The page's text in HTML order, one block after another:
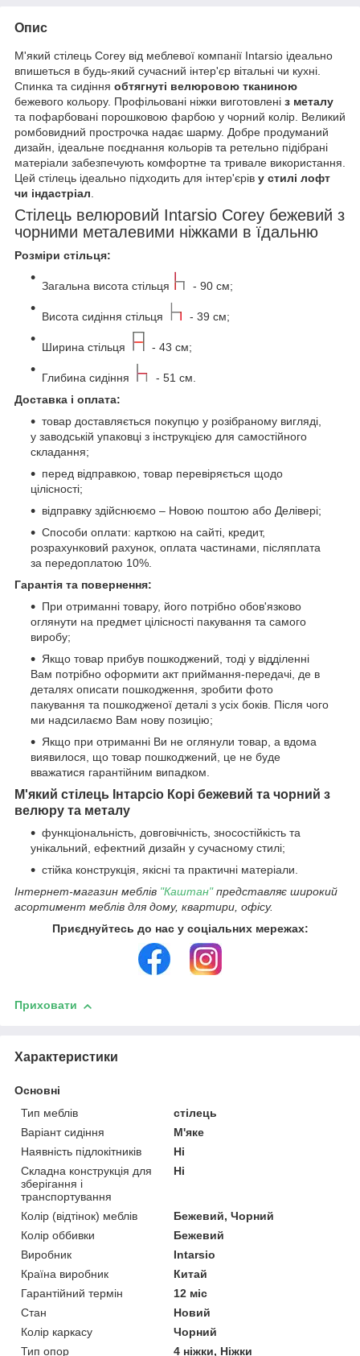
Опис
М'який стілець Corey від меблевої компанії Intarsio ідеально
впишеться в будь-який сучасний інтер'єр вітальні чи кухні.
Спинка та сидіння обтягнуті велюровою тканиною
бежевого кольору. Профільовані ніжки виготовлені з металу
та пофарбовані порошковою фарбою у чорний колір. Великий
ромбовидний прострочка надає шарму. Добре продуманий
дизайн, ідеальне поєднання кольорів та ретельно підібрані
матеріали забезпечують комфортне та тривале використання.
Цей стілець ідеально підходить для інтер'єрів у стилі лофт
чи індастріал.
Стілець велюровий Intarsio Corey бежевий з
чорними металевими ніжками в їдальню
Розміри стільця:
Загальна висота стільця - 90 см;
Висота сидіння стільця - 39 см;
Ширина стільця - 43 см;
Глибина сидіння
- 51 см.
Доставка і оплата:
товар доставляється покупцю у розібраному вигляді,
у заводській упаковці з інструкцією для самостійного
складання;
перед відправкою, товар перевіряється щодо
цілісності;
відправку здійснюємо – Новою поштою або Делівері;
Способи оплати: карткою на сайті, кредит,
розрахунковий рахунок, оплата частинами, післяплата
за передоплатою 10%.
Гарантія та повернення:
При отриманні товару, його потрібно обов'язково
оглянути на предмет цілісності пакування та самого
виробу;
Якщо товар прибув пошкоджений, тоді у відділенні
Вам потрібно оформити акт приймання-передачі, де в
деталях описати пошкодження, зробити фото
пакування та пошкодженої деталі з усіх боків. Після чого
ми надсилаємо Вам нову позицію;
Якщо при отриманні Ви не оглянули товар, а вдома
виявилося, що товар пошкоджений, це не буде
вважатися гарантійним випадком.
М'який стілець Інтарсіо Корі бежевий та чорний з
велюру та металу
функціональність, довговічність, зносостійкість та
унікальний, ефектний дизайн у сучасному стилі;
стійка конструкція, якісні та практичні матеріали.
Інтернет-магазин меблів "Каштан"представляє широкий
асортимент меблів для дому, квартири, офісу.
Приєднуйтесь до нас у соціальних мережах:
Приховати
Характеристики
Основні
Тип меблів
стілець
Варіант сидіння
М'яке
Наявність підлокітників
Ні
Складна конструкція для
зберігання і
транспортування
Ні
Колір (відтінок) меблів
Бежевий, Чорний
Колір оббивки
Бежевий
Виробник
Intarsio
Країна виробник
Китай
Гарантійний термін
12 міс
Стан
Новий
Колір каркасу
Чорний
Тип опор
4 ніжки, Ніжки